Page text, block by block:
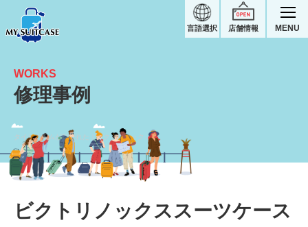
店舗情報
言語選択 MENU
タイヤのゴムが剝がれた｜ビクトリノックススーツケース修理実績
WORKS
修理事例
ビクトリノックススーツケース